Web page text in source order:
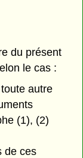
du présent
le cas :
autre
(1), (2)
de ces